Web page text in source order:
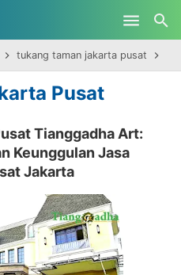
tukang taman jakarta pusat
Pusat
Tianggadha Art:
Keunggulan Jasa
Jakarta